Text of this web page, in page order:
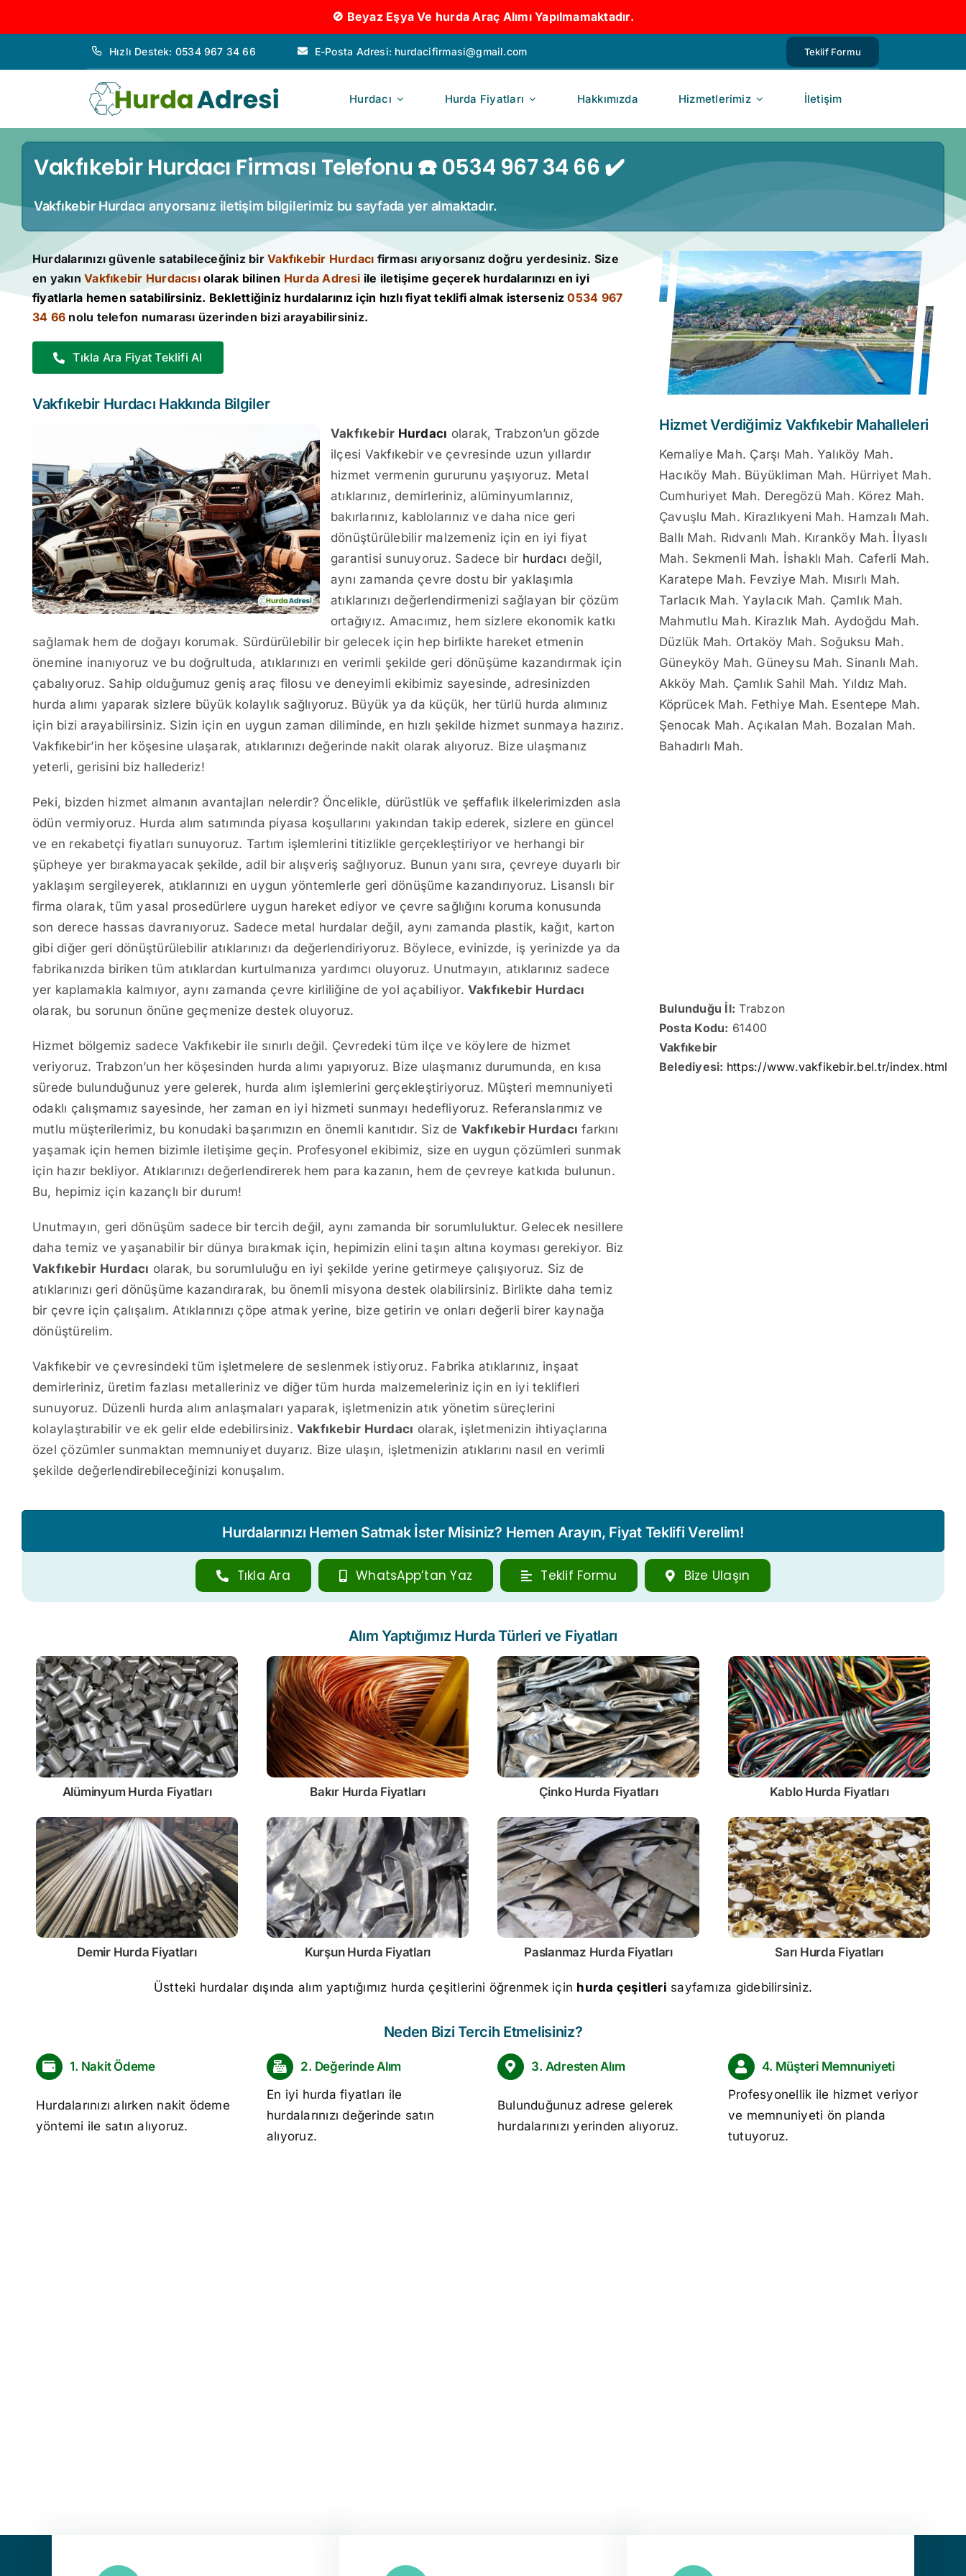
🚫 Beyaz Eşya Ve hurda Araç Alımı Yapılmamaktadır.
Hızlı Destek: 0534 967 34 66 E-Posta Adresi: hurdacifirmasi@gmail.com Teklif Formu
Hurdacı Hurda Fiyatları Hakkımızda Hizmetlerimiz İletişim
Vakfıkebir Hurdacı Firması Telefonu ☎️ 0534 967 34 66 ✔️
Vakfıkebir Hurdacı arıyorsanız iletişim bilgilerimiz bu sayfada yer almaktadır.
Hurdalarınızı güvenle satabileceğiniz birVakfıkebir Hurdacı firması arıyorsanız doğru yerdesiniz. Size
en yakınVakfıkebir Hurdacısı olarak bilinen Hurda Adresi ile iletişime geçerek hurdalarınızı en iyi
fiyatlarla hemen satabilirsiniz. Beklettiğiniz hurdalarınız için hızlı fiyat teklifi almak isterseniz0534 967
34 66 nolu telefon numarası üzerinden bizi arayabilirsiniz.
Tıkla Ara Fiyat Teklifi Al
Vakfıkebir Hurdacı Hakkında Bilgiler
Vakfıkebir Hurdacı olarak, Trabzon’un gözde
ilçesi Vakfıkebir ve çevresinde uzun yıllardır
hizmet vermenin gururunu yaşıyoruz. Metal
atıklarınız, demirleriniz, alüminyumlarınız,
bakırlarınız, kablolarınız ve daha nice geri
dönüştürülebilir malzemeniz için en iyi fiyat
garantisi sunuyoruz. Sadece bir hurdacı değil,
aynı zamanda çevre dostu bir yaklaşımla
atıklarınızı değerlendirmenizi sağlayan bir çözüm
ortağıyız. Amacımız, hem sizlere ekonomik katkı
sağlamak hem de doğayı korumak. Sürdürülebilir bir gelecek için hep birlikte hareket etmenin
önemine inanıyoruz ve bu doğrultuda, atıklarınızı en verimli şekilde geri dönüşüme kazandırmak için
çabalıyoruz. Sahip olduğumuz geniş araç filosu ve deneyimli ekibimiz sayesinde, adresinizden
hurda alımı yaparak sizlere büyük kolaylık sağlıyoruz. Büyük ya da küçük, her türlü hurda alımınız
için bizi arayabilirsiniz. Sizin için en uygun zaman diliminde, en hızlı şekilde hizmet sunmaya hazırız.
Vakfıkebir’in her köşesine ulaşarak, atıklarınızı değerinde nakit olarak alıyoruz. Bize ulaşmanız
yeterli, gerisini biz hallederiz!
Peki, bizden hizmet almanın avantajları nelerdir? Öncelikle, dürüstlük ve şeffaflık ilkelerimizden asla
ödün vermiyoruz. Hurda alım satımında piyasa koşullarını yakından takip ederek, sizlere en güncel
ve en rekabetçi fiyatları sunuyoruz. Tartım işlemlerini titizlikle gerçekleştiriyor ve herhangi bir
şüpheye yer bırakmayacak şekilde, adil bir alışveriş sağlıyoruz. Bunun yanı sıra, çevreye duyarlı bir
yaklaşım sergileyerek, atıklarınızı en uygun yöntemlerle geri dönüşüme kazandırıyoruz. Lisanslı bir
firma olarak, tüm yasal prosedürlere uygun hareket ediyor ve çevre sağlığını koruma konusunda
son derece hassas davranıyoruz. Sadece metal hurdalar değil, aynı zamanda plastik, kağıt, karton
gibi diğer geri dönüştürülebilir atıklarınızı da değerlendiriyoruz. Böylece, evinizde, iş yerinizde ya da
fabrikanızda biriken tüm atıklardan kurtulmanıza yardımcı oluyoruz. Unutmayın, atıklarınız sadece
yer kaplamakla kalmıyor, aynı zamanda çevre kirliliğine de yol açabiliyor. Vakfıkebir Hurdacı
olarak, bu sorunun önüne geçmenize destek oluyoruz.
Hizmet bölgemiz sadece Vakfıkebir ile sınırlı değil. Çevredeki tüm ilçe ve köylere de hizmet
veriyoruz. Trabzon’un her köşesinden hurda alımı yapıyoruz. Bize ulaşmanız durumunda, en kısa
sürede bulunduğunuz yere gelerek, hurda alım işlemlerini gerçekleştiriyoruz. Müşteri memnuniyeti
odaklı çalışmamız sayesinde, her zaman en iyi hizmeti sunmayı hedefliyoruz. Referanslarımız ve
mutlu müşterilerimiz, bu konudaki başarımızın en önemli kanıtıdır. Siz de Vakfıkebir Hurdacı farkını
yaşamak için hemen bizimle iletişime geçin. Profesyonel ekibimiz, size en uygun çözümleri sunmak
için hazır bekliyor. Atıklarınızı değerlendirerek hem para kazanın, hem de çevreye katkıda bulunun.
Bu, hepimiz için kazançlı bir durum!
Unutmayın, geri dönüşüm sadece bir tercih değil, aynı zamanda bir sorumluluktur. Gelecek nesillere
daha temiz ve yaşanabilir bir dünya bırakmak için, hepimizin elini taşın altına koyması gerekiyor. Biz
Vakfıkebir Hurdacı olarak, bu sorumluluğu en iyi şekilde yerine getirmeye çalışıyoruz. Siz de
atıklarınızı geri dönüşüme kazandırarak, bu önemli misyona destek olabilirsiniz. Birlikte daha temiz
bir çevre için çalışalım. Atıklarınızı çöpe atmak yerine, bize getirin ve onları değerli birer kaynağa
dönüştürelim.
Vakfıkebir ve çevresindeki tüm işletmelere de seslenmek istiyoruz. Fabrika atıklarınız, inşaat
demirleriniz, üretim fazlası metalleriniz ve diğer tüm hurda malzemeleriniz için en iyi teklifleri
sunuyoruz. Düzenli hurda alım anlaşmaları yaparak, işletmenizin atık yönetim süreçlerini
kolaylaştırabilir ve ek gelir elde edebilirsiniz. Vakfıkebir Hurdacı olarak, işletmenizin ihtiyaçlarına
özel çözümler sunmaktan memnuniyet duyarız. Bize ulaşın, işletmenizin atıklarını nasıl en verimli
şekilde değerlendirebileceğinizi konuşalım.
Hizmet Verdiğimiz Vakfıkebir Mahalleleri
Kemaliye Mah. Çarşı Mah. Yalıköy Mah.
Hacıköy Mah. Büyükliman Mah. Hürriyet Mah.
Cumhuriyet Mah. Deregözü Mah. Körez Mah.
Çavuşlu Mah. Kirazlıkyeni Mah. Hamzalı Mah.
Ballı Mah. Rıdvanlı Mah. Kıranköy Mah. İlyaslı
Mah. Sekmenli Mah. İshaklı Mah. Caferli Mah.
Karatepe Mah. Fevziye Mah. Mısırlı Mah.
Tarlacık Mah. Yaylacık Mah. Çamlık Mah.
Mahmutlu Mah. Kirazlık Mah. Aydoğdu Mah.
Düzlük Mah. Ortaköy Mah. Soğuksu Mah.
Güneyköy Mah. Güneysu Mah. Sinanlı Mah.
Akköy Mah. Çamlık Sahil Mah. Yıldız Mah.
Köprücek Mah. Fethiye Mah. Esentepe Mah.
Şenocak Mah. Açıkalan Mah. Bozalan Mah.
Bahadırlı Mah.
Bulunduğu İl: Trabzon
Posta Kodu: 61400
Vakfıkebir
Belediyesi: https://www.vakfikebir.bel.tr/index.html
Hurdalarınızı Hemen Satmak İster Misiniz? Hemen Arayın, Fiyat Teklifi Verelim!
Tıkla Ara WhatsApp’tan Yaz Teklif Formu Bize Ulaşın
Alım Yaptığımız Hurda Türleri ve Fiyatları
Alüminyum Hurda Fiyatları Bakır Hurda Fiyatları Çinko Hurda Fiyatları Kablo Hurda Fiyatları
Demir Hurda Fiyatları Kurşun Hurda Fiyatları Paslanmaz Hurda Fiyatları Sarı Hurda Fiyatları
Üstteki hurdalar dışında alım yaptığımız hurda çeşitlerini öğrenmek için hurda çeşitleri sayfamıza gidebilirsiniz.
Neden Bizi Tercih Etmelisiniz?
1. Nakit Ödeme
Hurdalarınızı alırken nakit ödeme
yöntemi ile satın alıyoruz.
2. Değerinde Alım
En iyi hurda fiyatları ile
hurdalarınızı değerinde satın
alıyoruz.
3. Adresten Alım
Bulunduğunuz adrese gelerek
hurdalarınızı yerinden alıyoruz.
4. Müşteri Memnuniyeti
Profesyonellik ile hizmet veriyor
ve memnuniyeti ön planda
tutuyoruz.